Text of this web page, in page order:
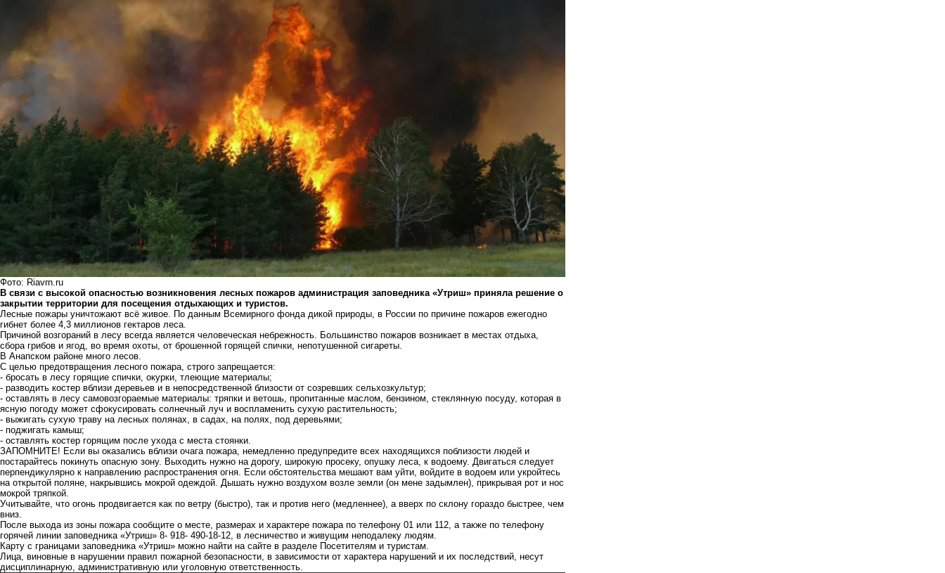
Фото: Riavrn.ru
В связи с высокой опасностью возникновения лесных пожаров администрация заповедника «Утриш» приняла решение о
закрытии территории для посещения отдыхающих и туристов.
Лесные пожары уничтожают всё живое. По данным Всемирного фонда дикой природы, в России по причине пожаров ежегодно
гибнет более 4,3 миллионов гектаров леса.
Причиной возгораний в лесу всегда является человеческая небрежность. Большинство пожаров возникает в местах отдыха,
сбора грибов и ягод, во время охоты, от брошенной горящей спички, непотушенной сигареты.
В Анапском районе много лесов.
С целью предотвращения лесного пожара, строго запрещается:
- бросать в лесу горящие спички, окурки, тлеющие материалы;
- разводить костер вблизи деревьев и в непосредственной близости от созревших сельхозкультур;
- оставлять в лесу самовозгораемые материалы: тряпки и ветошь, пропитанные маслом, бензином, стеклянную посуду, которая в
ясную погоду может сфокусировать солнечный луч и воспламенить сухую растительность;
- выжигать сухую траву на лесных полянах, в садах, на полях, под деревьями;
- поджигать камыш;
- оставлять костер горящим после ухода с места стоянки.
ЗАПОМНИТЕ! Если вы оказались вблизи очага пожара, немедленно предупредите всех находящихся поблизости людей и
постарайтесь покинуть опасную зону. Выходить нужно на дорогу, широкую просеку, опушку леса, к водоему. Двигаться следует
перпендикулярно к направлению распространения огня. Если обстоятельства мешают вам уйти, войдите в водоем или укройтесь
на открытой поляне, накрывшись мокрой одеждой. Дышать нужно воздухом возле земли (он мене задымлен), прикрывая рот и нос
мокрой тряпкой.
Учитывайте, что огонь продвигается как по ветру (быстро), так и против него (медленнее), а вверх по склону гораздо быстрее, чем
вниз.
После выхода из зоны пожара сообщите о месте, размерах и характере пожара по телефону 01 или 112, а также по телефону
горячей линии заповедника «Утриш» 8- 918- 490-18-12, в лесничество и живущим неподалеку людям.
Карту с границами заповедника «Утриш» можно найти на сайте в разделе Посетителям и туристам.
Лица, виновные в нарушении правил пожарной безопасности, в зависимости от характера нарушений и их последствий, несут
дисциплинарную, административную или уголовную ответственность.